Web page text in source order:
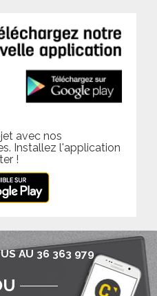
avec nos
Installez l'application
!
AU 36 363 979